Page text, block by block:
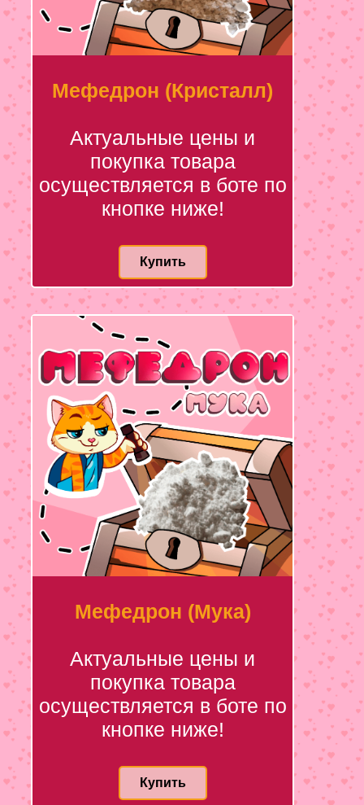
Мефедрон (Кристалл)
Актуальные цены и
покупка товара
осуществляется в боте по
кнопке ниже!
Купить
Мефедрон (Мука)
Актуальные цены и
покупка товара
осуществляется в боте по
кнопке ниже!
Купить